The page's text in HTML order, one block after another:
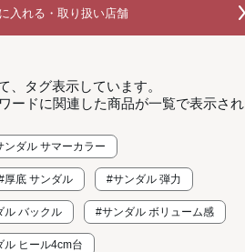
入れる・取り扱い店舗
、タグ表示しています。
ードに関連した商品が一覧で表示され
ンダル サマーカラー
厚底 サンダル #サンダル 弾力
ル バックル #サンダル ボリューム感
ル ヒール4cm台